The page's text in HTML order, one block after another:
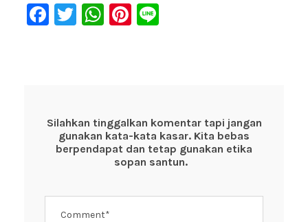
F
o
o
T
W
p
p
Pi
Silahkan tinggalkan komentar tapi jangan
gunakan kata-kata kasar. Kita bebas
berpendapat dan tetap gunakan etika
sopan santun.